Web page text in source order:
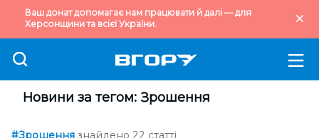
Ваш донат допомагає нам працювати й далі — для
Херсонщини та всієї України.
Новини за тегом: Зрошення
#Зрошення знайдено 22 статті